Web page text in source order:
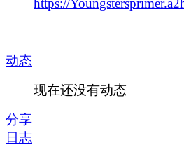
动态
现在还没有动态
分享
日志